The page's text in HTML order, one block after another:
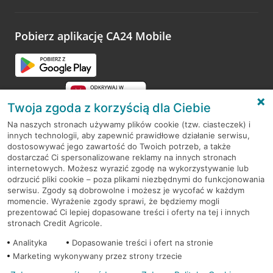
opinie.
Pobierz aplikację CA24 Mobile
RODO
Regulamin serwisu
Mapa serwisu
PolitykaCookies
Twoja zgoda z korzyścią dla Ciebie
Na naszych stronach używamy plików cookie (tzw. ciasteczek) i
innych technologii, aby zapewnić prawidłowe działanie serwisu,
dostosowywać jego zawartość do Twoich potrzeb, a także
dostarczać Ci spersonalizowane reklamy na innych stronach
internetowych. Możesz wyrazić zgodę na wykorzystywanie lub
odrzucić pliki cookie – poza plikami niezbędnymi do funkcjonowania
serwisu. Zgody są dobrowolne i możesz je wycofać w każdym
momencie. Wyrażenie zgody sprawi, że będziemy mogli
prezentować Ci lepiej dopasowane treści i oferty na tej i innych
stronach Credit Agricole.
Analityka
Dopasowanie treści i ofert na stronie
Marketing wykonywany przez strony trzecie